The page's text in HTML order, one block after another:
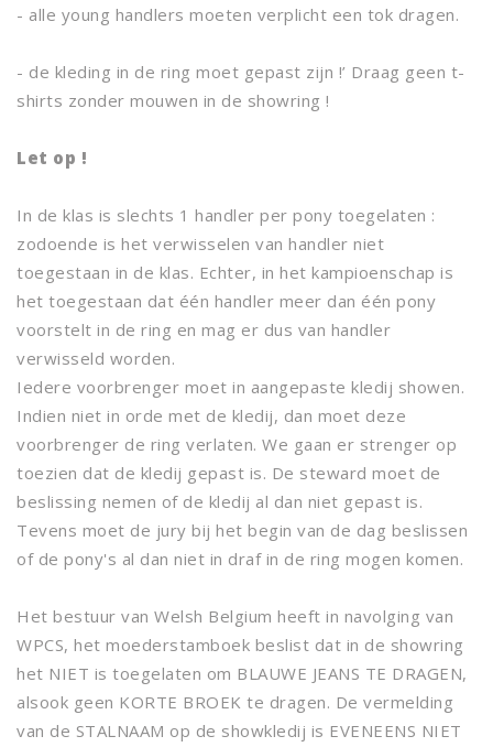
- alle young handlers moeten verplicht een tok dragen.
- de kleding in de ring moet gepast zijn !’ Draag geen t-
shirts zonder mouwen in de showring !
Let op !
In de klas is slechts 1 handler per pony toegelaten :
zodoende is het verwisselen van handler niet
toegestaan in de klas. Echter, in het kampioenschap is
het toegestaan dat één handler meer dan één pony
voorstelt in de ring en mag er dus van handler
verwisseld worden.
Iedere voorbrenger moet in aangepaste kledij showen.
Indien niet in orde met de kledij, dan moet deze
voorbrenger de ring verlaten. We gaan er strenger op
toezien dat de kledij gepast is. De steward moet de
beslissing nemen of de kledij al dan niet gepast is.
Tevens moet de jury bij het begin van de dag beslissen
of de pony's al dan niet in draf in de ring mogen komen.
Het bestuur van Welsh Belgium heeft in navolging van
WPCS, het moederstamboek beslist dat in de showring
het NIET is toegelaten om BLAUWE JEANS TE DRAGEN,
alsook geen KORTE BROEK te dragen. De vermelding
van de STALNAAM op de showkledij is EVENEENS NIET